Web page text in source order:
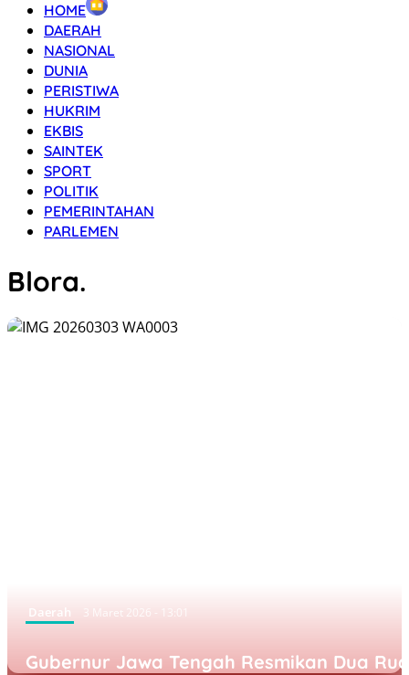
HOME
DAERAH
NASIONAL
DUNIA
PERISTIWA
HUKRIM
EKBIS
SAINTEK
SPORT
POLITIK
PEMERINTAHAN
PARLEMEN
Blora.
Daerah 3 Maret 2026 - 13:01
Gubernur Jawa Tengah Resmikan Dua